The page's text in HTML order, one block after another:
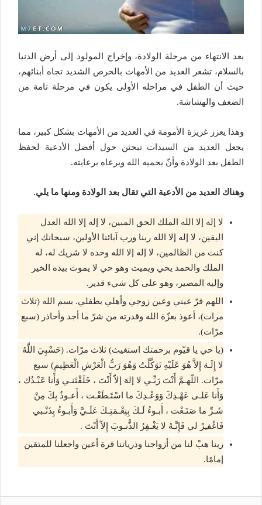
بعد الانتهاء من مرحلة الولادة، وإخراج المولود إلى أرض الدنيا
بالسلام، تشعر العديد من الأمهات بالحرص الشديد تجاه أبنائهم،
حيث أن الطفل في مراحله الأولى يكون في مرحلة تامة من
الضعف والهشاشة.
وهذا يعزز غريزة الأمومة في العديد من الأمهات بشكل كبير، مما
يجعل العديد من السيدات تبحثن حول أفضل الأدعية لحفظ
الطفل بعد الولادة وأنّ يحميه الله ويرعاه برعايته.
وهناك العديد من الأدعية التي تقال بعد الولادة ومنها ما يلي.
لا إله إلا الله الملك الحق المبين، لا إله إلا الله العدل
اليقين، لا إله إلا الله ربنا ورب آبائنا الأولين، سبحانك إني
كنت من الظالمين، لا إله إلا الله وحده لا شريك له، له
الملك والحمد يحي ويميت وهو حي لا يموت بيده الخير
وإليه المصير، وهو على كل شيء قدير.
اللهم قرّ عيني وعين زوجي وأهلي بطفلي. بسم الله (ثلاث
مرات)، أعوذ بعزّة الله وقدرته من شرّ ما أجد وأحاذر (سبع
مرّات).
(يا حي يا قيّوم برحمتك استغيث) ثلاث مرّات. (حَسْبِيَ اللَّهُ
لا إِلَـهَ إِلاَّ هُوَ عَلَيْهِ تَوَكَّلْتُ وَهُوَ رَبُّ الْعَرْشِ الْعَظِيمِ) سبع
مرّات. اللّهـمَّ أَنْتَ رَبِّـي لا إلهَ إلاّ أَنْتَ ، خَلَقْتَنـي وَأَنا عَبْـدُك ،
وَأَنا عَلـى عَهْـدِكَ وَوَعْـدِكَ ما اسْتَـطَعْـت ، أَعـوذُ بِكَ مِنْ
شَـرِّ ما صَنَـعْت ، أَبـوءُ لَـكَ بِنِعْـمَتِـكَ عَلَـيَّ وَأَبـوءُ بِذَنْـبي
فَاغْفـِرْ لي فَإِنَّـهُ لا يَغْـفِرُ الذُّنـوبَ إِلاّ أَنْتَ .
ربنا هبْ لنا من أزواجنا وذرياتنا قرة أعين واجعلنا للمتقين
إمامًا.